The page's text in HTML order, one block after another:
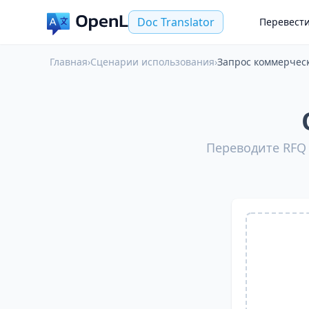
Doc Translator Перевести
Главная›Сценарии использования›Запрос
Переводите